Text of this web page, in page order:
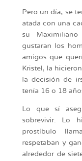
Pero un día, se
atada con una
su
gustaran los
amigos que
Kristel, la
la decisión de
tenía 16 o 18
Lo que sí
sobrevivir. Lo
prostíbulo
respetaban y
alrededor de